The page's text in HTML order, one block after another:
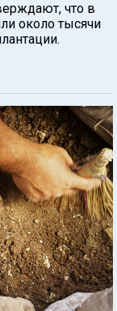
что в
около тысячи